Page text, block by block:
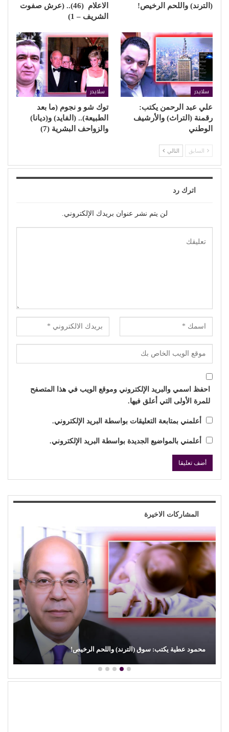
(الترند) واللحم الرخيص!
الاعلام (46).. (عرش صفوت
الشريف – 1)
سلايدر
علي عبد الرحمن يكتب:
رقمنة (التراث) والأرشيف
الوطني
سلايدر
توك شو و نجوم (ما بعد
الطبيعة).. (الفايد) و(ديانا)
والزواحف البشرية (7)
السابق التالي
اترك رد
لن يتم نشر عنوان بريدك الإلكتروني.
احفظ اسمي والبريد الإلكتروني وموقع الويب في هذا المتصفح
للمرة الأولى التي أعلق فيها.
أعلمني بمتابعة التعليقات بواسطة البريد الإلكتروني.
أعلمني بالمواضيع الجديدة بواسطة البريد الإلكتروني.
المشاركات الاخيرة
محمود عطية يكتب: سوق (الترند) واللحم الرخيص!